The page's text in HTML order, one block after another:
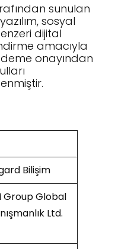
sunulan
sosyal
dijital
amacıyla
onayından
Bilişim
Group Global
Ltd.